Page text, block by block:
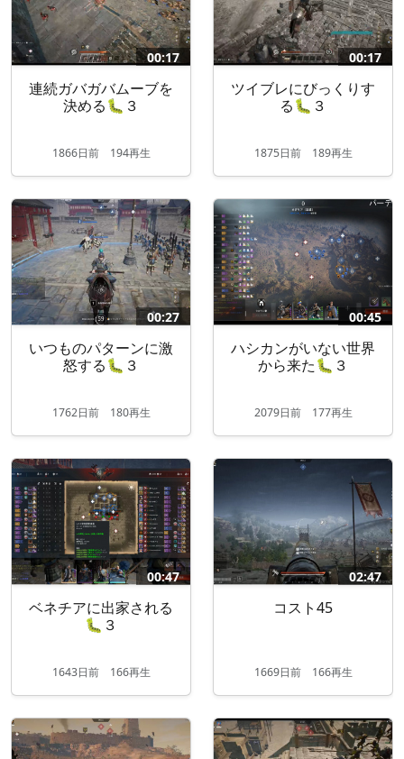
00:17
連続ガバガバムーブを
決める🐛３
1866日前194再生
00:17
ツイブレにびっくりす
る🐛３
1875日前189再生
00:27
いつものパターンに激
怒する🐛３
1762日前180再生
00:45
ハシカンがいない世界
から来た🐛３
2079日前177再生
00:47
ベネチアに出家される
🐛３
1643日前166再生
02:47
コスト45
1669日前166再生